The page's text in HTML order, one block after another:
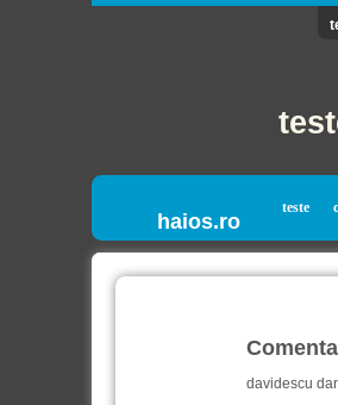
haios.ro
teste
davidescu